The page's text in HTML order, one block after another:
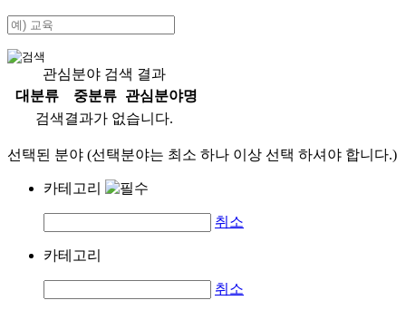
관심분야 검색 결과
대분류
중분류
관심분야명
검색결과가 없습니다.
선택된 분야 (선택분야는 최소 하나 이상 선택 하셔야 합니다.)
카테고리
취소
카테고리
취소